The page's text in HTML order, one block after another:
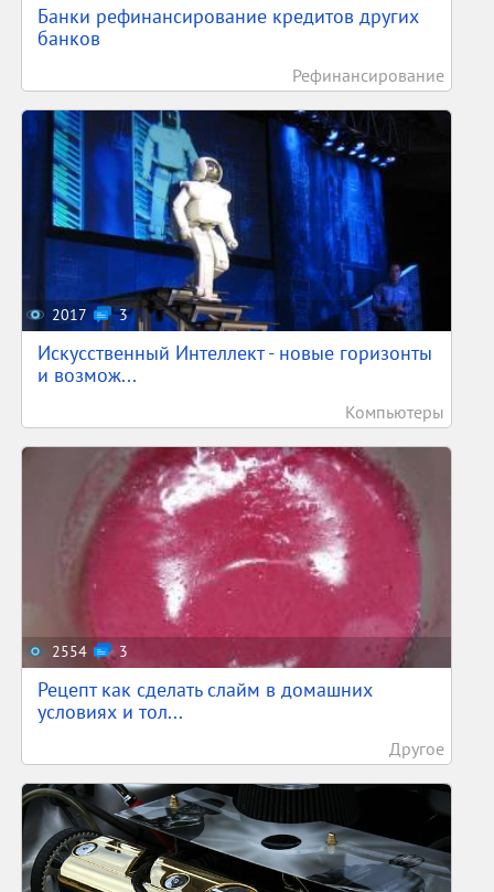
Банки рефинансирование кредитов других
банков
Рефинансирование
2017 3
Искусственный Интеллект - новые горизонты
и возмож...
Компьютеры
2554 3
Рецепт как сделать слайм в домашних
условиях и тол...
Другое